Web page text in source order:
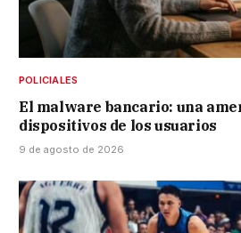
POLICIALES
El malware bancario: una
dispositivos de los usuarios
9 de agosto de 2026